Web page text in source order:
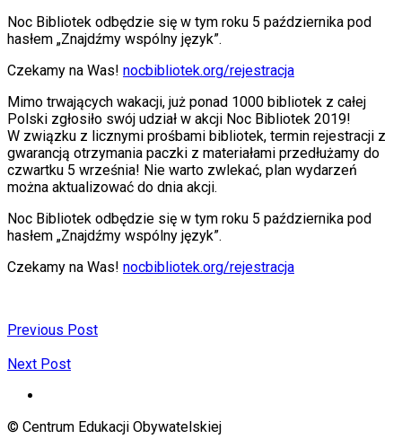
Noc Bibliotek odbędzie się w tym roku 5 października pod
hasłem „Znajdźmy wspólny język”.
Czekamy na Was! nocbibliotek.org/rejestracja
Mimo trwających wakacji, już ponad 1000 bibliotek z całej
Polski zgłosiło swój udział w akcji Noc Bibliotek 2019!
W związku z licznymi prośbami bibliotek, termin rejestracji z
gwarancją otrzymania paczki z materiałami przedłużamy do
czwartku 5 września! Nie warto zwlekać, plan wydarzeń
można aktualizować do dnia akcji.
Noc Bibliotek odbędzie się w tym roku 5 października pod
hasłem „Znajdźmy wspólny język”.
Czekamy na Was! nocbibliotek.org/rejestracja
Previous Post
Next Post
© Centrum Edukacji Obywatelskiej